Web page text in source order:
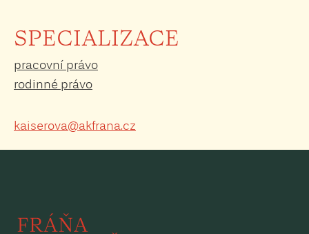
SPECIALIZACE
pracovní právo
rodinné právo
kaiserova@akfrana.cz